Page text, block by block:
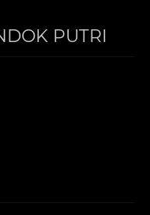
PUTRI